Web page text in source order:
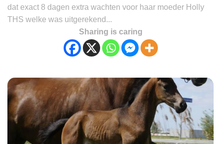
dat exact 8 dagen extra wachten voor haar moeder Holly
THS welke was uitgerekend...
Sharing is caring